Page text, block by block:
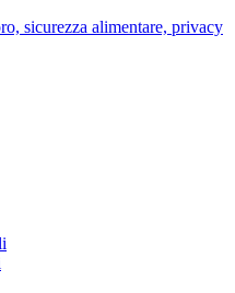
sicurezza alimentare, privacy